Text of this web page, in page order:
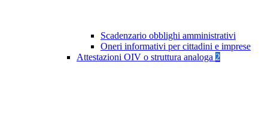
Scadenzario obblighi amministrativi
Oneri informativi per cittadini e imprese
Attestazioni OIV o struttura analoga 2